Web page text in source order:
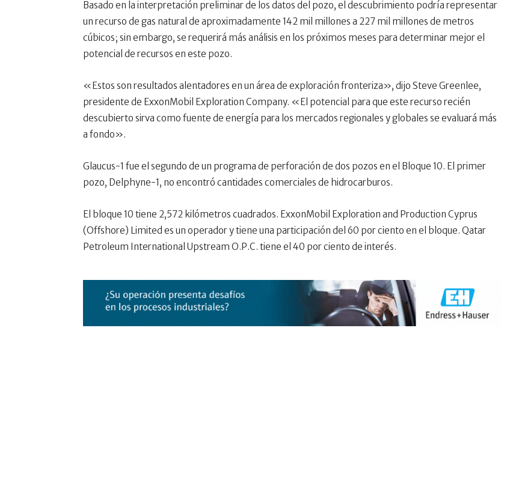
Basado en la interpretación preliminar de los datos del pozo, el descubrimiento podría representar
un recurso de gas natural de aproximadamente 142 mil millones a 227 mil millones de metros
cúbicos; sin embargo, se requerirá más análisis en los próximos meses para determinar mejor el
potencial de recursos en este pozo.
«Estos son resultados alentadores en un área de exploración fronteriza», dijo Steve Greenlee,
presidente de ExxonMobil Exploration Company. «El potencial para que este recurso recién
descubierto sirva como fuente de energía para los mercados regionales y globales se evaluará más
a fondo».
Glaucus-1 fue el segundo de un programa de perforación de dos pozos en el Bloque 10. El primer
pozo, Delphyne-1, no encontró cantidades comerciales de hidrocarburos.
El bloque 10 tiene 2,572 kilómetros cuadrados. ExxonMobil Exploration and Production Cyprus
(Offshore) Limited es un operador y tiene una participación del 60 por ciento en el bloque. Qatar
Petroleum International Upstream O.P.C. tiene el 40 por ciento de interés.